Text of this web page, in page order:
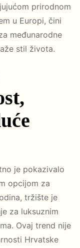
prirodnom
u Europi, čini
međunarodne
stil života.
je pokazivalo
opcijom za
tržište je
za luksuznim
Ovaj trend nije
Hrvatske